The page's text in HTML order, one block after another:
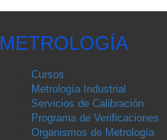
METROLOGÍA
Cursos
Metrología Industrial
Servicios de Calibración
Programa de Verificaciones
Organismos de Metrología